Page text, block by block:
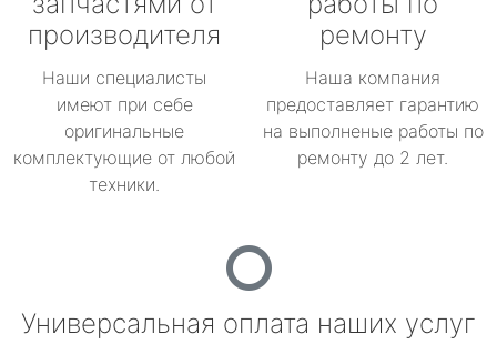
производителя
Наши специалисты
имеют при себе
оригинальные
комплектующие от любой
техники.
ремонту
Наша компания
предоставляет гарантию
на выполненые работы по
ремонту до 2 лет.
Универсальная оплата наших услуг